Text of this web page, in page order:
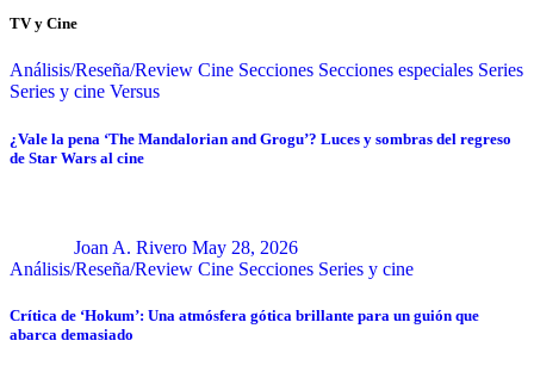
TV y Cine
Análisis/Reseña/Review Cine Secciones Secciones especiales Series
Series y cine Versus
¿Vale la pena ‘The Mandalorian and Grogu’? Luces y sombras del regreso
de Star Wars al cine
Joan A. Rivero May 28, 2026
Análisis/Reseña/Review Cine Secciones Series y cine
Crítica de ‘Hokum’: Una atmósfera gótica brillante para un guión que
abarca demasiado